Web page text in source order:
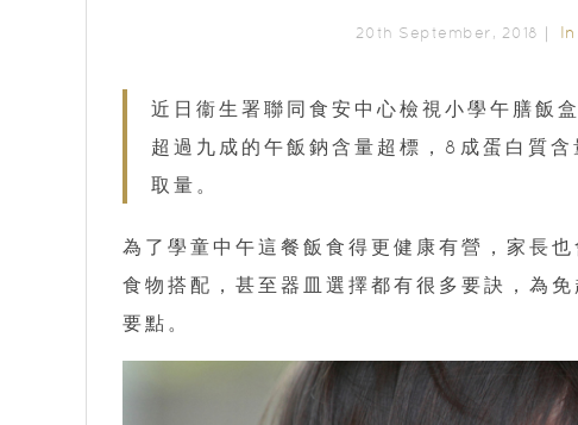
20th September, 2018｜ In
近日衞生署聯同食安中心檢視小學午膳飯
超過九成的午飯鈉含量超標，8成蛋白質
取量。
為了學童中午這餐飯食得更健康有營，家長
食物搭配，甚至器皿選擇都有很多要訣，為
要點。